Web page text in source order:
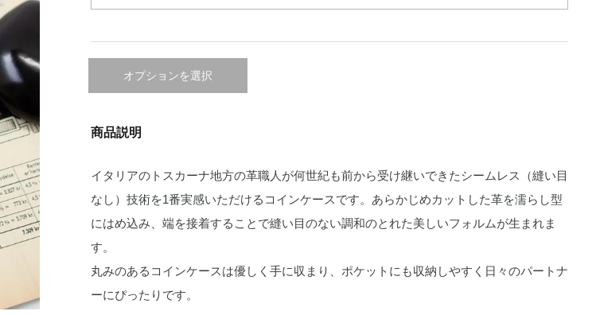
オプションを選択
商品説明
イタリアのトスカーナ地方の革職人が何世紀も前から受け継いできたシームレス（縫い目
なし）技術を1番実感いただけるコインケースです。あらかじめカットした革を濡らし型
にはめ込み、端を接着することで縫い目のない調和のとれた美しいフォルムが生まれま
す。
丸みのあるコインケースは優しく手に収まり、ポケットにも収納しやすく日々のパートナ
ーにぴったりです。